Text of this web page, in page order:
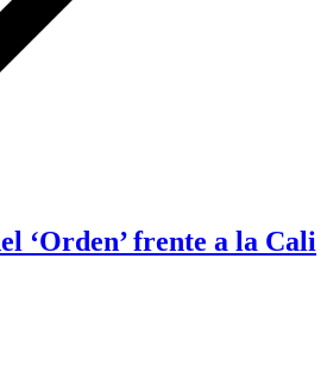
‘Orden’ frente a la Cali